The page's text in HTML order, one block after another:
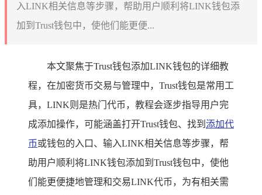
入LINK相关信息等步骤，帮助用户顺利将LINK钱包添
加到Trust钱包中，使他们能更便...
本文聚焦于Trust钱包添加LINK钱包的详细教
程，在加密货币交易与管理中，Trust钱包是常用工
具，LINK则是热门代币，教程会逐步指导用户完
成添加操作，可能涵盖打开Trust钱包、找到 添加代
币或钱包的入口、输入LINK相关信息等步骤，帮
助用户顺利将LINK钱包添加到Trust钱包中，使他
们能更便捷地管理和交易LINK代币，为有相关需